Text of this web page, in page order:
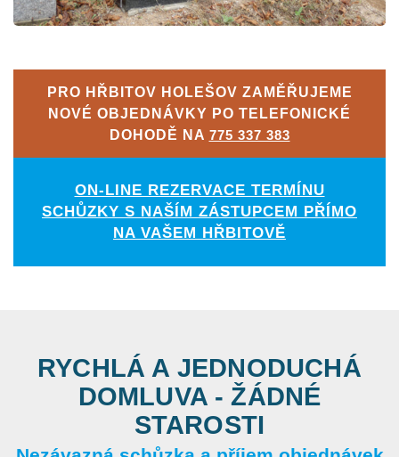
PRO HŘBITOV HOLEŠOV ZAMĚŘUJEME
NOVÉ OBJEDNÁVKY PO TELEFONICKÉ
DOHODĚ NA 775 337 383
ON-LINE REZERVACE TERMÍNU
SCHŮZKY S NAŠÍM ZÁSTUPCEM PŘÍMO
NA VAŠEM HŘBITOVĚ
RYCHLÁ A JEDNODUCHÁ
DOMLUVA - ŽÁDNÉ
STAROSTI